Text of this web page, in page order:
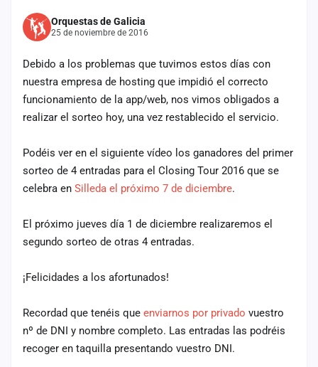
Orquestas de Galicia
25 de noviembre de 2016
Debido a los problemas que tuvimos estos días con
nuestra empresa de hosting que impidió el correcto
funcionamiento de la app/web, nos vimos obligados a
realizar el sorteo hoy, una vez restablecido el servicio.
Podéis ver en el siguiente vídeo los ganadores del primer
sorteo de 4 entradas para el Closing Tour 2016 que se
celebra en Silleda el próximo 7 de diciembre.
El próximo jueves día 1 de diciembre realizaremos el
segundo sorteo de otras 4 entradas.
¡Felicidades a los afortunados!
Recordad que tenéis que enviarnos por privado vuestro
nº de DNI y nombre completo. Las entradas las podréis
recoger en taquilla presentando vuestro DNI.
Iniciar
Crear
cuenta
Administración
Contacto